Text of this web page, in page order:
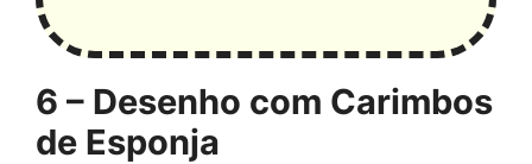
6 – Desenho com Carimbos
de Esponja